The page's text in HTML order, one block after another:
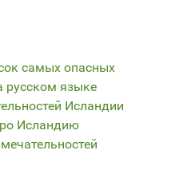
самых опасных
русском языке
Исландии
Исландию